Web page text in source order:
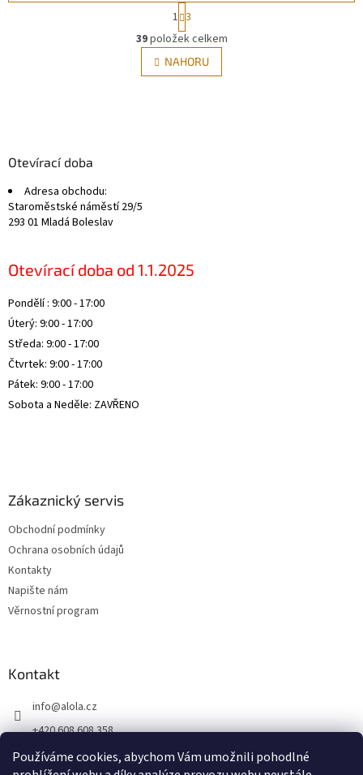
Používáme cookies, abychom Vám umožnili pohodlné
O
v
l
á
p
i
S
t
r
á
n
k
1 3
39položek celkem
NAHORU
Otevírací doba
Adresa obchodu:
Staroměstské náměstí 29/5
293 01 Mladá Boleslav
Otevírací doba od 1.1.2025
Pondělí : 9:00 - 17:00
Úterý: 9:00 - 17:00
Středa: 9:00 - 17:00
Čtvrtek: 9:00 - 17:00
Pátek: 9:00 - 17:00
Sobota a Neděle: ZAVŘENO
Zákaznický servis
Obchodní podmínky
Ochrana osobních údajů
Kontakty
Napište nám
Věrnostní program
Kontakt
info@alola.cz
+420 608 608 358
https://www.facebook.com/alolaCZ